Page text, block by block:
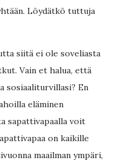
Löydätkö tuttuja
siitä ei ole soveliasta
Vain et halua, että
sosiaaliturvillasi? En
eläminen
sapattivapaalla voit
on kaikille
maailman ympäri,